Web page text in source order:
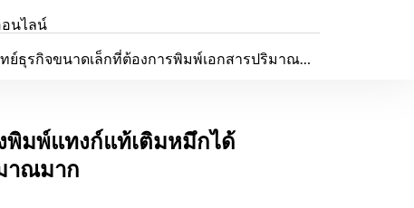
นไลน์
รุ่น ขยายไลน์อัปเค
พิมพ์แทงก์แท้เติมหมึกได้
าณมาก